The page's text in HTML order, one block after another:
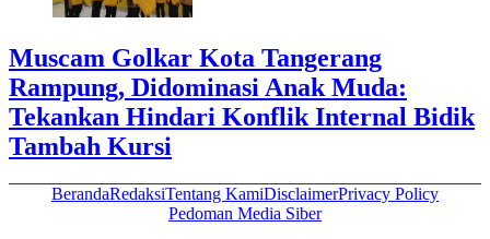
Muscam Golkar Kota Tangerang
Rampung, Didominasi Anak Muda:
Tekankan Hindari Konflik Internal Bidik
Tambah Kursi
BerandaRedaksiTentang KamiDisclaimerPrivacy Policy
Pedoman Media Siber